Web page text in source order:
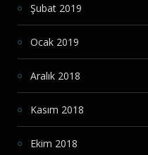
Şubat 2019
Ocak 2019
Aralık 2018
Kasım 2018
Ekim 2018